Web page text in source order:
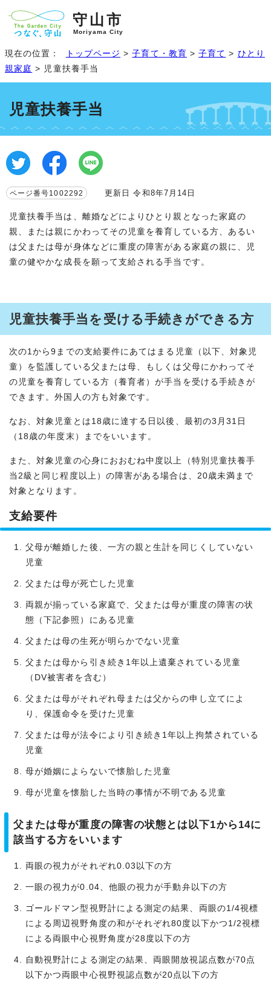
守山市
Moriyama City
現在の位置： トップページ >子育て・教育 >子育て > ひとり
親家庭 > 児童扶養手当
児童扶養手当
ページ番号1002292 更新日 令和8年7月14日
児童扶養手当は、離婚などによりひとり親となった家庭の
親、または親にかわってその児童を養育している方、あるい
は父または母が身体などに重度の障害がある家庭の親に、児
童の健やかな成長を願って支給される手当です。
児童扶養手当を受ける手続きができる方
次の1から9までの支給要件にあてはまる児童（以下、対象児
童）を監護している父または母、もしくは父母にかわってそ
の児童を養育している方（養育者）が手当を受ける手続きが
できます。外国人の方も対象です。
なお、対象児童とは18歳に達する日以後、最初の3月31日
（18歳の年度末）までをいいます。
また、対象児童の心身におおむね中度以上（特別児童扶養手
当2級と同じ程度以上）の障害がある場合は、20歳未満まで
対象となります。
支給要件
父母が離婚した後、一方の親と生計を同じくしていない
児童
父または母が死亡した児童
両親が揃っている家庭で、父または母が重度の障害の状
態（下記参照）にある児童
父または母の生死が明らかでない児童
父または母から引き続き1年以上遺棄されている児童
（DV被害者を含む）
父または母がそれぞれ母または父からの申し立てによ
り、保護命令を受けた児童
父または母が法令により引き続き1年以上拘禁されている
児童
母が婚姻によらないで懐胎した児童
母が児童を懐胎した当時の事情が不明である児童
父または母が重度の障害の状態とは以下1から14に
該当する方をいいます
両眼の視力がそれぞれ0.03以下の方
一眼の視力が0.04、他眼の視力が手動弁以下の方
ゴールドマン型視野計による測定の結果、両眼の1/4視標
による周辺視野角度の和がそれぞれ80度以下かつ1/2視標
による両眼中心視野角度が28度以下の方
自動視野計による測定の結果、両眼開放視認点数が70点
以下かつ両眼中心視野視認点数が20点以下の方